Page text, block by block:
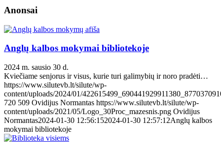
Anonsai
Anglų kalbos mokymai bibliotekoje
2024 m. sausio 30 d.
Kviečiame senjorus ir visus, kurie turi galimybių ir noro pradėti…
https://www.silutevb.lt/silute/wp-
content/uploads/2024/01/
720 509 Ovidijus Normantas https://www.silutevb.lt/silute/wp-
content/uploads/2021/05/Logo_30Proc_mazesnis.png Ovidijus
Normantas2024-01-30 12:56:152024-01-30 12:57:12Anglų kalbos
mokymai bibliotekoje